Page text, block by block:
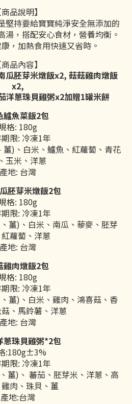
商品說明】
堅持要給寶寶純淨安全無添加的
湯，搭配安心食材，營養均衡。
，加熱食用快速又省時。
商品內容】
瓜胚芽米燉飯x2, 菇菇雞肉燉飯
x2,
洋蔥珠貝雞粥x2加贈1罐米餅
鱸魚菜飯2包
格: 180g
限: 冷凍1年
)、白米、鱸魚、紅蘿蔔、青花
玉米、洋蔥
產地: 台灣
胚芽米燉飯2包
格: 180g
限: 冷凍1年
薑) 、白米、南瓜、藜麥、胚芽
蘿蔔、洋蔥
產地: 台灣
雞肉燉飯2包
格: 180g
限: 冷凍1年
薑) 、白米、雞肉、鴻喜菇、香
、馬鈴薯、洋蔥
產地: 台灣
蔥珠貝雞粥*2包
:180g±3%
限: 冷凍1年
薑) 、 蕃茄 、 胚芽米 、 洋蔥 、 高
雞肉 、 珠貝 、 薑
產地:台灣